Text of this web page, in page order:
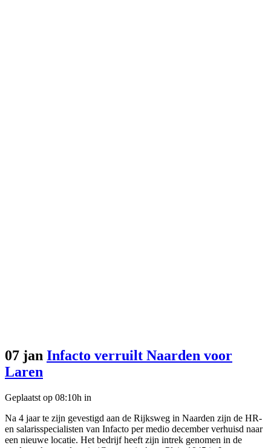
07 jan Infacto verruilt Naarden voor
Laren
Geplaatst op 08:10h in
Na 4 jaar te zijn gevestigd aan de Rijksweg in Naarden zijn de HR-
en salarisspecialisten van Infacto per medio december verhuisd naar
een nieuwe locatie. Het bedrijf heeft zijn intrek genomen in de